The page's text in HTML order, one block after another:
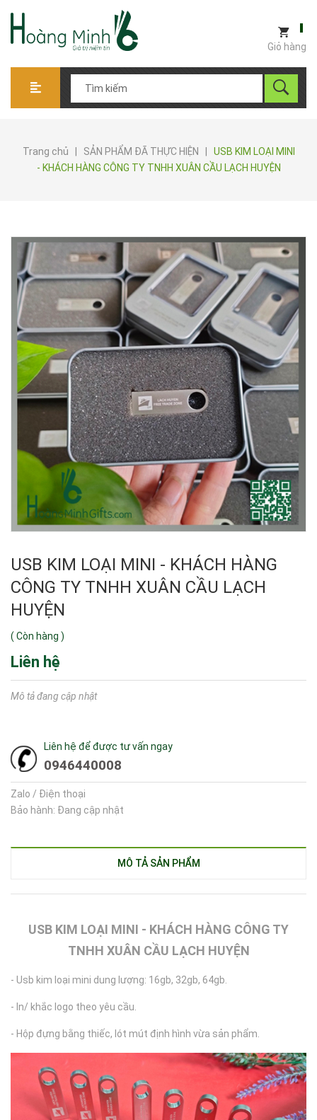
Giỏ hàng
Trang chủ SẢN PHẨM ĐÃ THỰC HIỆN
USB KIM LOẠI MINI
- KHÁCH HÀNG CÔNG TY TNHH XUÂN CẦU LẠCH HUYỆN
USB KIM LOẠI MINI - KHÁCH HÀNG
CÔNG TY TNHH XUÂN CẦU LẠCH
HUYỆN
( Còn hàng )
Liên hệ
Mô tả đang cập nhật
Liên hệ để được tư vấn ngay
0946440008
Zalo / Điện thoại
Bảo hành: Đang cập nhật
MÔ TẢ SẢN PHẨM
USB KIM LOẠI MINI - KHÁCH HÀNG CÔNG TY
TNHH XUÂN CẦU LẠCH HUYỆN
- Usb kim loại mini dung lượng: 16gb, 32gb, 64gb.
- In/ khắc logo theo yêu cầu.
- Hộp đựng bằng thiếc, lót mút định hình vừa sản phẩm.